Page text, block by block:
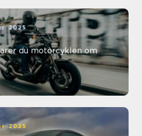
2025
du motorcyklen om
2025